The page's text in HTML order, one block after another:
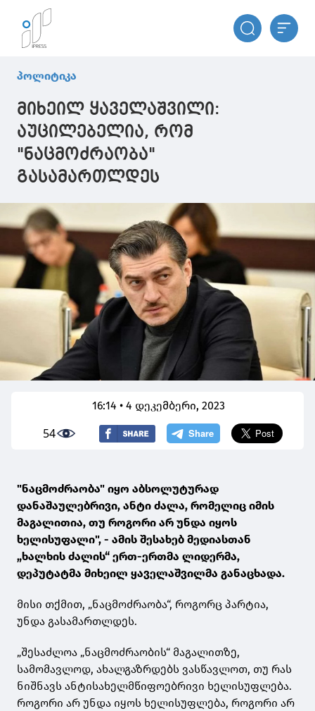
პოლიტიკა
მიხეილ ყაველაშვილი:
აუცილებელია, რომ
"ნაცმოძრაობა"
გასამართლდეს
16:14 • 4 დეკემბერი, 2023
54
"ნაცმოძრაობა" იყო აბსოლუტურად
დანაშაულებრივი, ანტი ძალა, რომელიც იმის
მაგალითია, თუ როგორი არ უნდა იყოს
ხელისუფალი", - ამის შესახებ მედიასთან
„ხალხის ძალის“ ერთ-ერთმა ლიდერმა,
დეპუტატმა მიხეილ ყაველაშვილმა განაცხადა.
მისი თქმით, „ნაცმოძრაობა“, როგორც პარტია,
უნდა გასამართლდეს.
„შესაძლოა „ნაცმოძრაობის“ მაგალითზე,
სამომავლოდ, ახალგაზრდებს ვასწავლოთ, თუ რას
ნიშნავს ანტისახელმწიფოებრივი ხელისუფლება.
როგორი არ უნდა იყოს ხელისუფლება, როგორი არ